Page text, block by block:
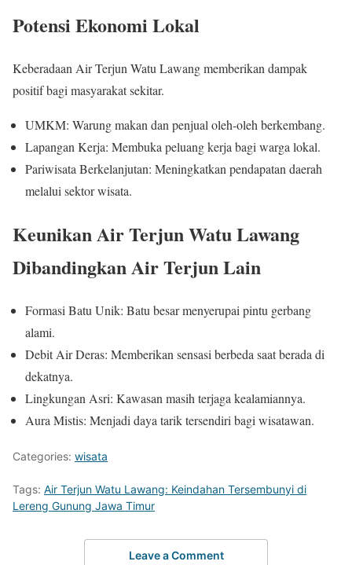
Potensi Ekonomi Lokal
Keberadaan Air Terjun Watu Lawang memberikan dampak
positif bagi masyarakat sekitar.
UMKM: Warung makan dan penjual oleh-oleh berkembang.
Lapangan Kerja: Membuka peluang kerja bagi warga lokal.
Pariwisata Berkelanjutan: Meningkatkan pendapatan daerah
melalui sektor wisata.
Keunikan Air Terjun Watu Lawang
Dibandingkan Air Terjun Lain
Formasi Batu Unik: Batu besar menyerupai pintu gerbang
alami.
Debit Air Deras: Memberikan sensasi berbeda saat berada di
dekatnya.
Lingkungan Asri: Kawasan masih terjaga kealamiannya.
Aura Mistis: Menjadi daya tarik tersendiri bagi wisatawan.
Categories: wisata
Tags: Air Terjun Watu Lawang: Keindahan Tersembunyi di
Lereng Gunung Jawa Timur
Leave a Comment